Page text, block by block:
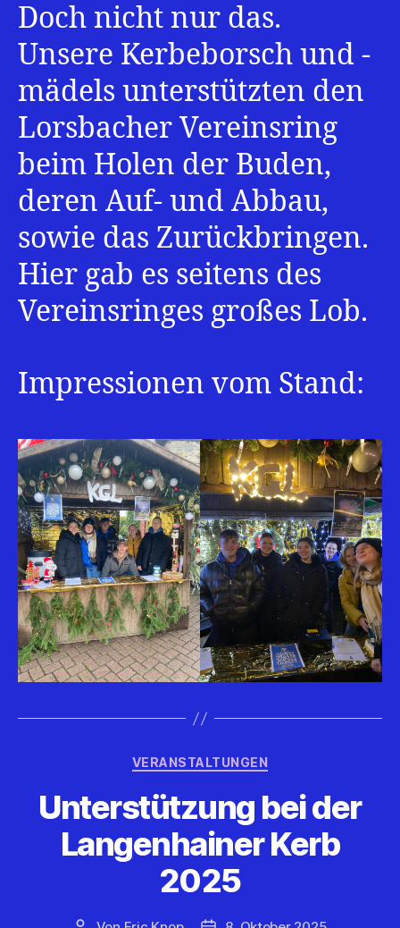
Doch nicht nur das.
Unsere Kerbeborsch und -
mädels unterstützten den
Lorsbacher Vereinsring
beim Holen der Buden,
deren Auf- und Abbau,
sowie das Zurückbringen.
Hier gab es seitens des
Vereinsringes großes Lob.
Impressionen vom Stand:
Kategorien
VERANSTALTUNGEN
Unterstützung bei der
Langenhainer Kerb
2025